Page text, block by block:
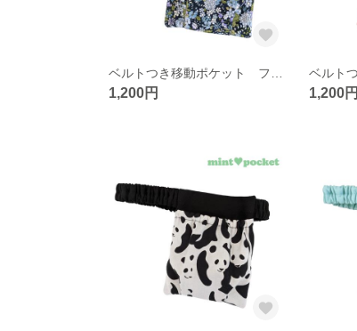
1,200円 1,200円